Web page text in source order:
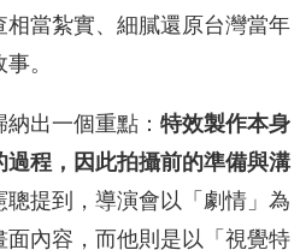
當紮實、細膩還原台灣當年
。
出一個重點： 特效製作本身
程，因此拍攝前的準備與溝
聰提到，導演會以「劇情」為
內容，而他則是以「視覺特